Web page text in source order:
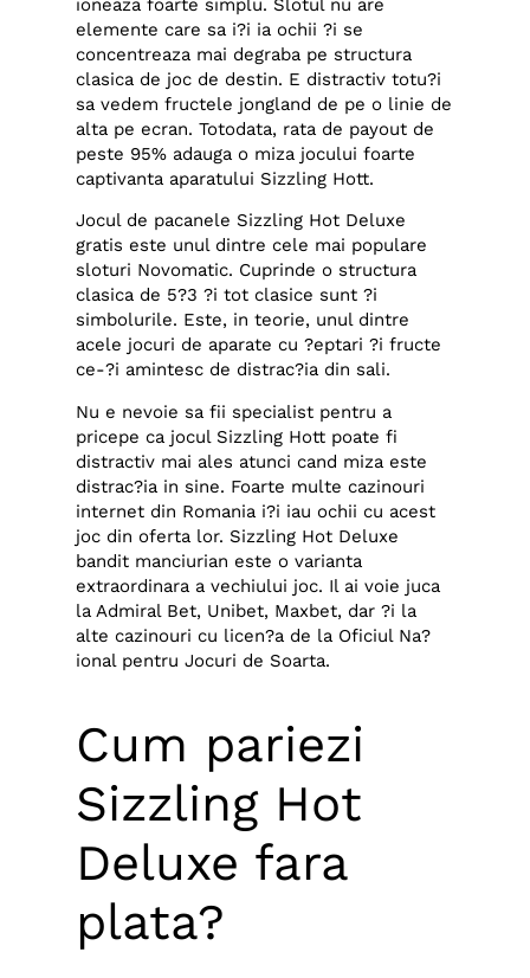
ioneaza foarte simplu. Slotul nu are
elemente care sa i?i ia ochii ?i se
concentreaza mai degraba pe structura
clasica de joc de destin. E distractiv totu?i
sa vedem fructele jongland de pe o linie de
alta pe ecran. Totodata, rata de payout de
peste 95% adauga o miza jocului foarte
captivanta aparatului Sizzling Hott.
Jocul de pacanele Sizzling Hot Deluxe
gratis este unul dintre cele mai populare
sloturi Novomatic. Cuprinde o structura
clasica de 5?3 ?i tot clasice sunt ?i
simbolurile. Este, in teorie, unul dintre
acele jocuri de aparate cu ?eptari ?i fructe
ce-?i amintesc de distrac?ia din sali.
Nu e nevoie sa fii specialist pentru a
pricepe ca jocul Sizzling Hott poate fi
distractiv mai ales atunci cand miza este
distrac?ia in sine. Foarte multe cazinouri
internet din Romania i?i iau ochii cu acest
joc din oferta lor. Sizzling Hot Deluxe
bandit manciurian este o varianta
extraordinara a vechiului joc. Il ai voie juca
la Admiral Bet, Unibet, Maxbet, dar ?i la
alte cazinouri cu licen?a de la Oficiul Na?
ional pentru Jocuri de Soarta.
Cum pariezi
Sizzling Hot
Deluxe fara
plata?